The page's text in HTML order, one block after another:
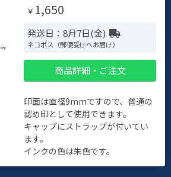
￥ 1,650
発送日：8月7日(金)
ネコポス（郵便受けへお届け）
商品詳細・ご注文
印面は直径9mmですので、普通の
認め印として使用できます。
キャップにストラップが付いてい
ます。
インクの色は朱色です。